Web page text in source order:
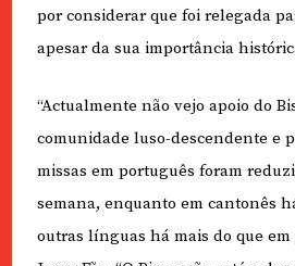
por considerar que foi relegada
apesar da sua importância
“Actualmente não vejo apoio do
comunidade luso-descendente e
missas em português foram
semana, enquanto em cantonês
outras línguas há mais do que